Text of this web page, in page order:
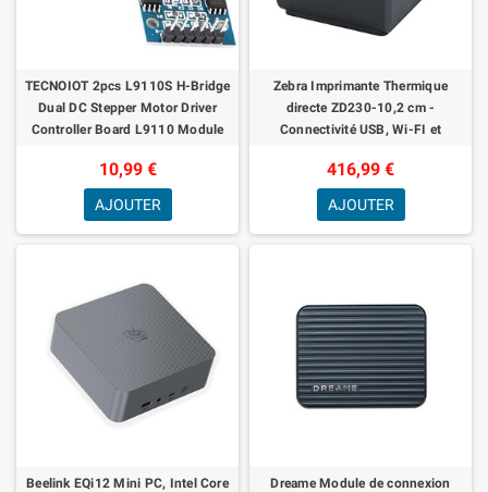
TECNOIOT 2pcs L9110S H-Bridge
Dual DC Stepper Motor Driver
Controller Board L9110 Module
10,99 €
AJOUTER
Zebra Imprimante Thermique
directe ZD230-10,2 cm -
Connectivité USB, Wi-FI et
logistique, la Fabric
416,99 €
AJOUTER
Beelink EQi12 Mini PC, Intel Core
Dreame Module de connexion